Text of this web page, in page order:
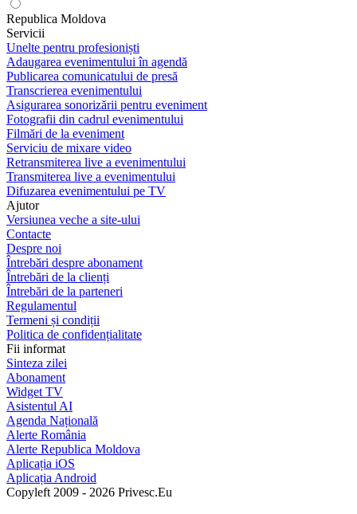
Republica Moldova
Servicii
Unelte pentru profesioniști
Adaugarea evenimentului în agendă
Publicarea comunicatului de presă
Transcrierea evenimentului
Asigurarea sonorizării pentru eveniment
Fotografii din cadrul evenimentului
Filmări de la eveniment
Serviciu de mixare video
Retransmiterea live a evenimentului
Transmiterea live a evenimentului
Difuzarea evenimentului pe TV
Ajutor
Versiunea veche a site-ului
Contacte
Despre noi
Întrebări despre abonament
Întrebări de la clienți
Întrebări de la parteneri
Regulamentul
Termeni și condiții
Politica de confidențialitate
Fii informat
Sinteza zilei
Abonament
Widget TV
Asistentul AI
Agenda Națională
Alerte România
Alerte Republica Moldova
Aplicația iOS
Aplicația Android
Copyleft 2009 - 2026 Privesc.Eu